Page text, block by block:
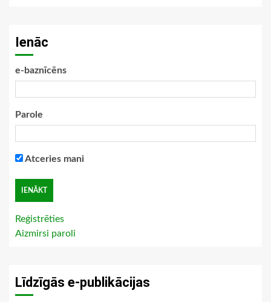
Ienāc
e-baznīcēns
Parole
Atceries mani
Reģistrēties
Aizmirsi paroli
Līdzīgās e-publikācijas